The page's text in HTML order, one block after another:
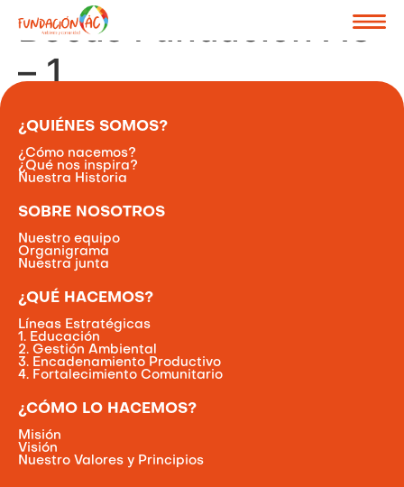
Becas Fundación AC
– 1
¿QUIÉNES SOMOS?
¿Cómo nacemos?
¿Qué nos inspira?
Nuestra Historia
SOBRE NOSOTROS
Nuestro equipo
Organigrama
Nuestra junta
¿QUÉ HACEMOS?
Líneas Estratégicas
1. Educación
2. Gestión Ambiental
3. Encadenamiento Productivo
4. Fortalecimiento Comunitario
¿CÓMO LO HACEMOS?
Misión
Visión
Nuestro Valores y Principios